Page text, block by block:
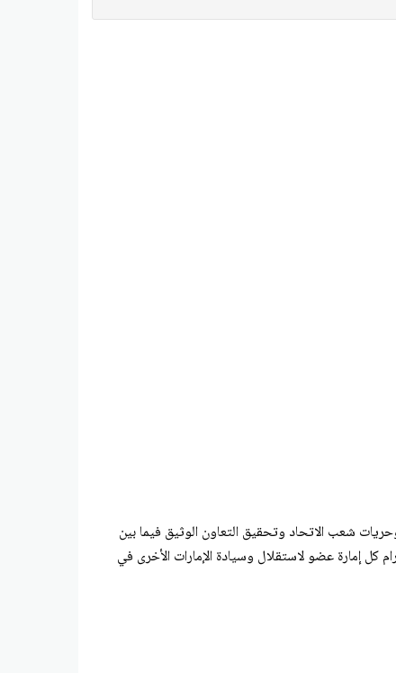
شعب الاتحاد وتحقيق التعاون الوثيق فيما بين
كل إمارة عضو لاستقلال وسيادة الإمارات الأخرى في